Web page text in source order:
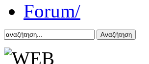
Forum/
Αναζήτηση